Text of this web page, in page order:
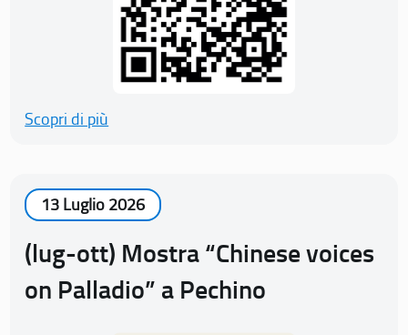
Scopri di più
13 Luglio 2026
(lug-ott) Mostra “Chinese voices
on Palladio” a Pechino